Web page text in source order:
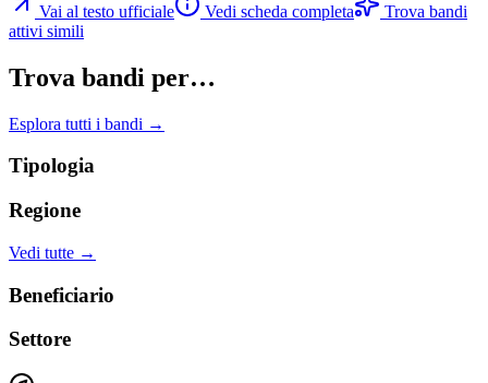
Vai al testo ufficiale Vedi scheda completa
Trova bandi
attivi simili
Trova bandi per…
Esplora tutti i bandi →
Tipologia
Regione
Vedi tutte →
Beneficiario
Settore